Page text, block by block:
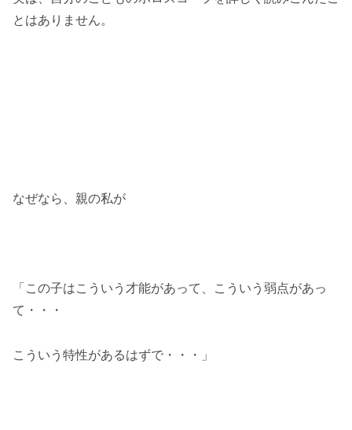
とはありません。
なぜなら、親の私が
「この子はこういう才能があって、こういう弱点があっ
て・・・
こういう特性があるはずで・・・」